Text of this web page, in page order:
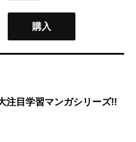
購入
目学習マンガシリーズ!!